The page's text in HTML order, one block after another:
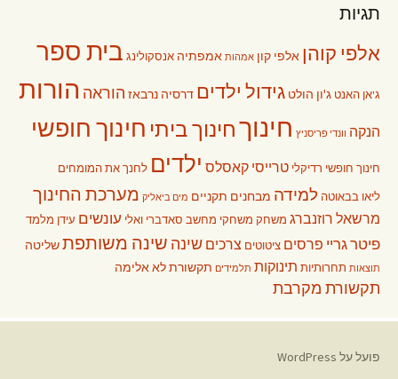
תגיות
אלפי קוהן אלפי קון אמהות אמפתיה אנסקולינג בית ספר
ג'אן האנט ג'ון הולט גידול ילדים דרסיה נרבאז הוראה הורות
הנקה וונדי פריסניץ חינוךחינוך ביתי חינוך חופשי
חינוך חופשי רדיקלי טרייסי קאסלס ילדים לחנך את המומחים
ליאו בבאוטה למידה מבחנים תקניים מים ביאליק מערכת החינוך
מרשאל רוזנברג משחק משחקי מחשב סאדברי ואלי עונשים עידן מלמד
פיטר גריי פרסים ציטוטים צרכים שינה שינה משותפתשליטה
תוצאות תחרותיות תינוקות תלמידים תקשורת לא אלימה
תקשורת מקרבת
פועל על WordPress